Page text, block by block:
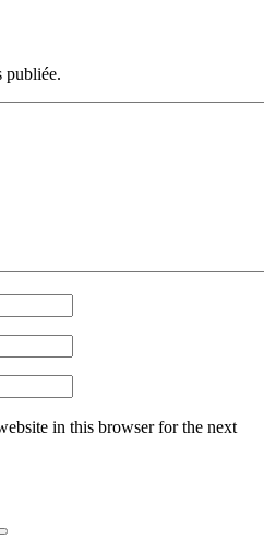
publiée.
in this browser for the next